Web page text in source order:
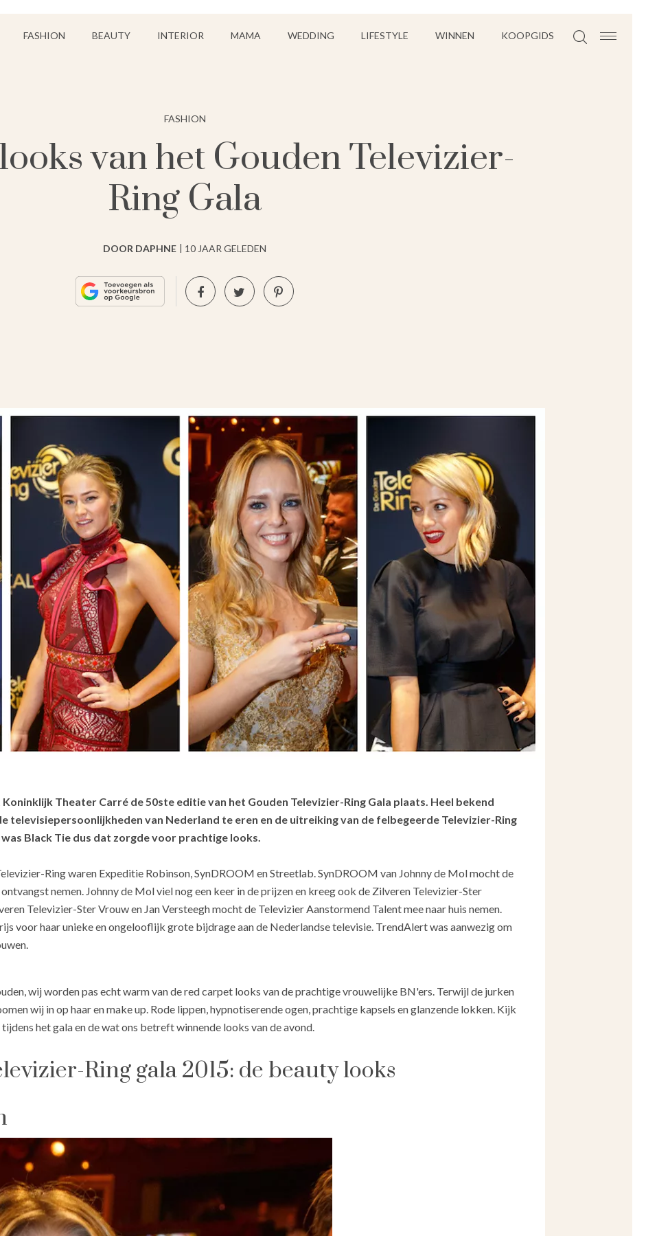
FASHION BEAUTY INTERIOR MAMA WEDDING LIFESTYLE WINNEN KOOPGIDS
FASHION
van het Gouden Televizier-
Ring Gala
DOOR DAPHNE 10 JAAR GELEDEN
Theater Carré de 50ste editie van het Gouden Televizier-Ring Gala plaats. Heel bekend
televisiepersoonlijkheden van Nederland te eren en de uitreiking van de felbegeerde Televizier-Ring
Black Tie dus dat zorgde voor prachtige looks.
Ring waren Expeditie Robinson, SynDROOM en Streetlab. SynDROOM van Johnny de Mol mocht de
nemen. Johnny de Mol viel nog een keer in de prijzen en kreeg ook de Zilveren Televizier-Ster
Televizier-Ster Vrouw en Jan Versteegh mocht de Televizier Aanstormend Talent mee naar huis nemen.
voor haar unieke en ongelooflijk grote bijdrage aan de Nederlandse televisie. TrendAlert was aanwezig om
wij worden pas echt warm van de red carpet looks van de prachtige vrouwelijke BN'ers. Terwijl de jurken
wij in op haar en make up. Rode lippen, hypnotiserende ogen, prachtige kapsels en glanzende lokken. Kijk
het gala en de wat ons betreft winnende looks van de avond.
Ring gala 2015: de beauty looks